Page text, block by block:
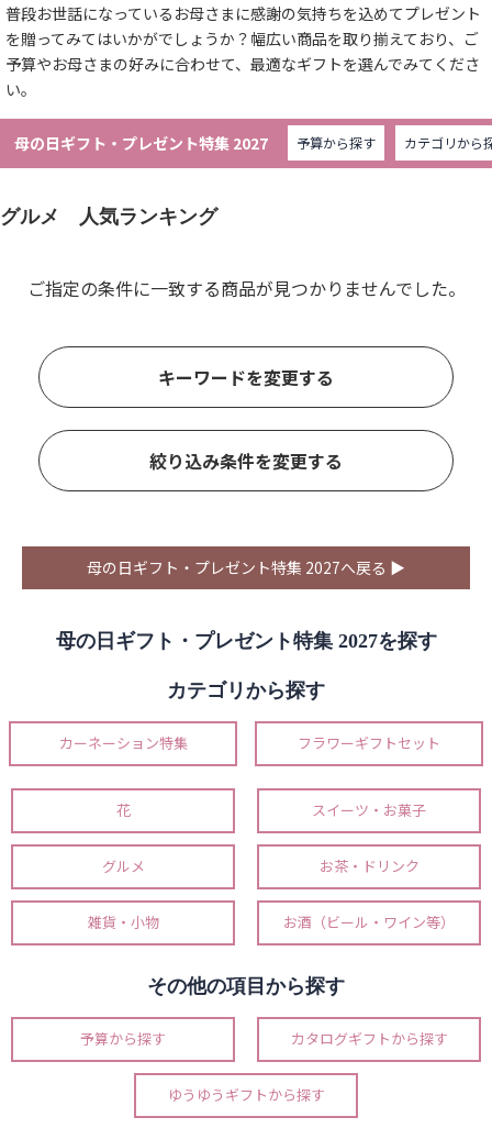
普段お世話になっているお母さまに感謝の気持ちを込めてプレゼント
を贈ってみてはいかがでしょうか？幅広い商品を取り揃えており、ご
予算やお母さまの好みに合わせて、最適なギフトを選んでみてくださ
い。
母の日ギフト・プレゼント特集 2027 予算から探す カテゴリから
グルメ 人気ランキング
ご指定の条件に一致する商品が見つかりませんでした。
キーワードを変更する
絞り込み条件を変更する
母の日ギフト・プレゼント特集 2027へ戻る ▶
母の日ギフト・プレゼント特集 2027を探す
カテゴリから探す
カーネーション特集 フラワーギフトセット
花 スイーツ・お菓子
グルメ お茶・ドリンク
雑貨・小物 お酒（ビール・ワイン等）
その他の項目から探す
予算から探す カタログギフトから探す
ゆうゆうギフトから探す